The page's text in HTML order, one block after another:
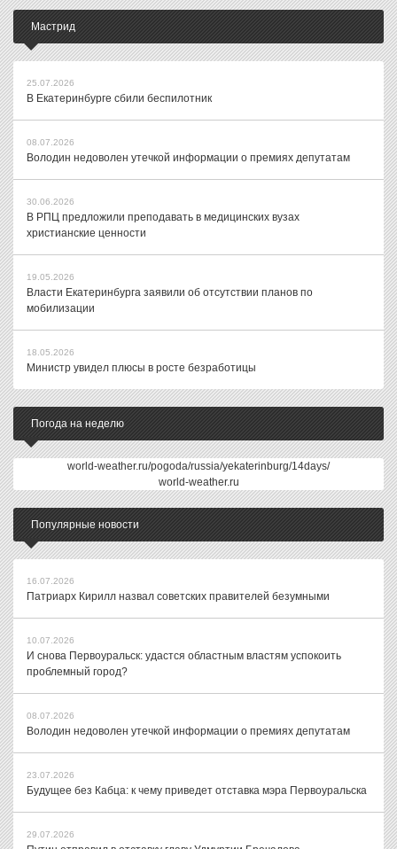
Мастрид
25.07.2026
В Екатеринбурге сбили беспилотник
08.07.2026
Володин недоволен утечкой информации о премиях депутатам
30.06.2026
В РПЦ предложили преподавать в медицинских вузах
христианские ценности
19.05.2026
Власти Екатеринбурга заявили об отсутствии планов по
мобилизации
18.05.2026
Министр увидел плюсы в росте безработицы
Погода на неделю
world-weather.ru/pogoda/russia/yekaterinburg/14days/
world-weather.ru
Популярные новости
16.07.2026
Патриарх Кирилл назвал советских правителей безумными
10.07.2026
И снова Первоуральск: удастся областным властям успокоить
проблемный город?
08.07.2026
Володин недоволен утечкой информации о премиях депутатам
23.07.2026
Будущее без Кабца: к чему приведет отставка мэра Первоуральска
29.07.2026